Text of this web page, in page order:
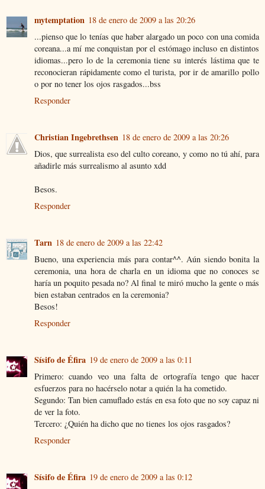
mytemptation 18 de enero de 2009 a las 20:26
...pienso que lo tenías que haber alargado un poco con una comida
coreana...a mí me conquistan por el estómago incluso en distintos
idiomas...pero lo de la ceremonia tiene su interés lástima que te
reconocieran rápidamente como el turista, por ir de amarillo pollo
o por no tener los ojos rasgados...bss
Responder
Christian Ingebrethsen 18 de enero de 2009 a las 20:26
Dios, que surrealista eso del culto coreano, y como no tú ahí, para
añadirle más surrealismo al asunto xdd
Besos.
Responder
Tarn 18 de enero de 2009 a las 22:42
Bueno, una experiencia más para contar^^. Aún siendo bonita la
ceremonia, una hora de charla en un idioma que no conoces se
haría un poquito pesada no? Al final te miró mucho la gente o más
bien estaban centrados en la ceremonia?
Besos!
Responder
Sísifo de Éfira 19 de enero de 2009 a las 0:11
Primero: cuando veo una falta de ortografía tengo que hacer
esfuerzos para no hacérselo notar a quién la ha cometido.
Segundo: Tan bien camuflado estás en esa foto que no soy capaz ni
de ver la foto.
Tercero: ¿Quién ha dicho que no tienes los ojos rasgados?
Responder
Sísifo de Éfira 19 de enero de 2009 a las 0:12